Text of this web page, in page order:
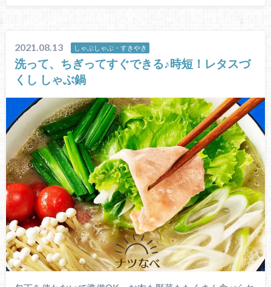
2021.08.13 しゃぶしゃぶ・すきやき
洗って、ちぎってすぐできる♪時短！レタスづ
くし しゃぶ鍋